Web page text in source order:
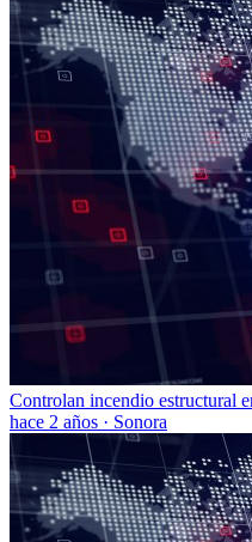
Controlan incendio estructural
hace 2 años · Sonora